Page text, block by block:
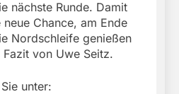
nächste Runde. Damit
Chance, am Ende
Nordschleife genießen
Fazit von Uwe Seitz.
unter: